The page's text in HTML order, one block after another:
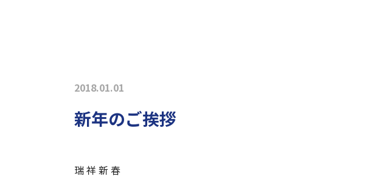
2018.01.01
新年のご挨拶
瑞 祥 新 春